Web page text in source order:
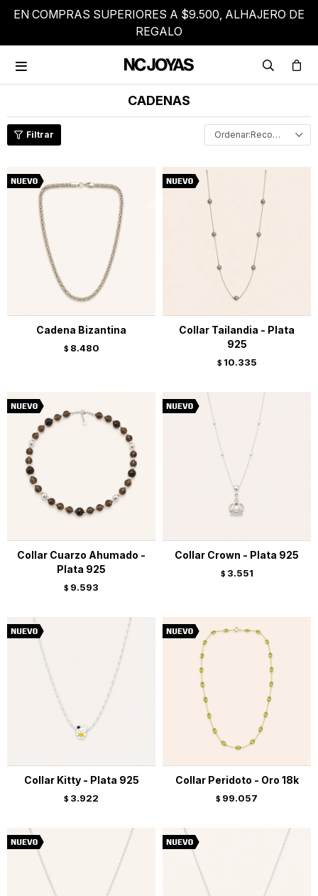
EN COMPRAS SUPERIORES A $9.500, ALHAJERO DE
REGALO

CADENAS
Recomendados
Cadena Bizantina
$ 8.480
Collar Tailandia - Plata
925
$ 10.335
Collar Cuarzo Ahumado -
Plata 925
$ 9.593
Collar Crown - Plata 925
$ 3.551
Collar Kitty - Plata 925
$ 3.922
Collar Peridoto - Oro 18k
$ 99.057